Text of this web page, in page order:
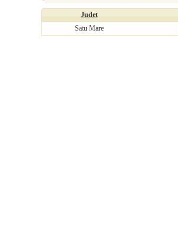
Judet
Satu Mare